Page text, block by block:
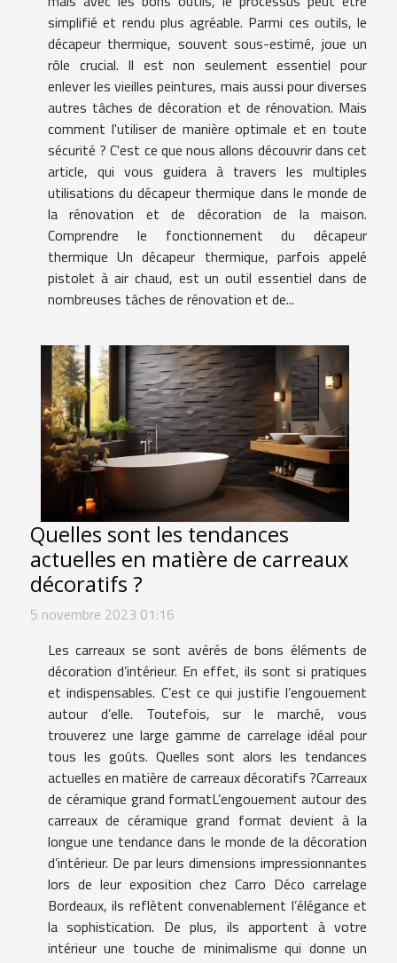
simplifié et rendu plus agréable. Parmi ces outils, le
décapeur thermique, souvent sous-estimé, joue un
rôle crucial. Il est non seulement essentiel pour
enlever les vieilles peintures, mais aussi pour diverses
autres tâches de décoration et de rénovation. Mais
comment l'utiliser de manière optimale et en toute
sécurité ? C'est ce que nous allons découvrir dans cet
article, qui vous guidera à travers les multiples
utilisations du décapeur thermique dans le monde de
la rénovation et de décoration de la maison.
Comprendre le fonctionnement du décapeur
thermique Un décapeur thermique, parfois appelé
pistolet à air chaud, est un outil essentiel dans de
nombreuses tâches de rénovation et de...
Quelles sont les tendances
actuelles en matière de carreaux
décoratifs ?
5 novembre 2023 01:16
Les carreaux se sont avérés de bons éléments de
décoration d’intérieur. En effet, ils sont si pratiques
et indispensables. C’est ce qui justifie l’engouement
autour d’elle. Toutefois, sur le marché, vous
trouverez une large gamme de carrelage idéal pour
tous les goûts. Quelles sont alors les tendances
actuelles en matière de carreaux décoratifs ?Carreaux
de céramique grand formatL’engouement autour des
carreaux de céramique grand format devient à la
longue une tendance dans le monde de la décoration
d’intérieur. De par leurs dimensions impressionnantes
lors de leur exposition chez Carro Déco carrelage
Bordeaux, ils reflètent convenablement l’élégance et
la sophistication. De plus, ils apportent à votre
intérieur une touche de minimalisme qui donne un